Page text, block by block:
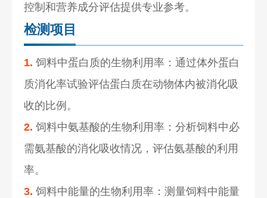
控制和营养成分评估提供专业参考。
检测项目
1. 饲料中蛋白质的生物利用率：通过体外蛋白
质消化率试验评估蛋白质在动物体内被消化吸
收的比例。
2. 饲料中氨基酸的生物利用率：分析饲料中必
需氨基酸的消化吸收情况，评估氨基酸的利用
率。
3. 饲料中能量的生物利用率：测量饲料中能量